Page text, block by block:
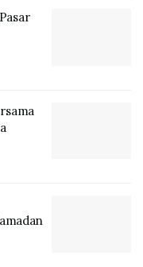
mudah dan lancar.